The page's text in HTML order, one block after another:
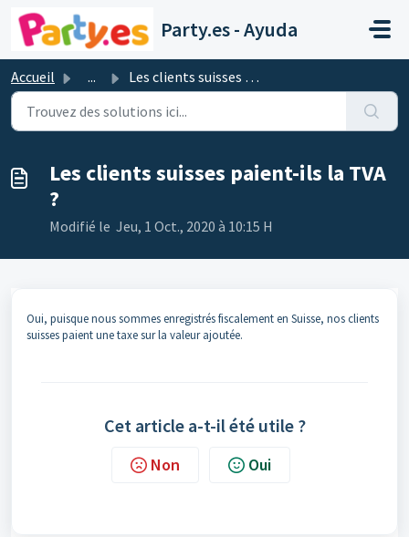
Passer au contenu principal
Party.es - Ayuda
Accueil ... Les clients suisses paient-ils la TVA ?
Les clients suisses paient-ils la TVA
?
Modifié le Jeu, 1 Oct., 2020 à 10:15 H
Oui, puisque nous sommes enregistrés fiscalement en Suisse, nos clients
suisses paient une taxe sur la valeur ajoutée.
Cet article a-t-il été utile ?
Non Oui